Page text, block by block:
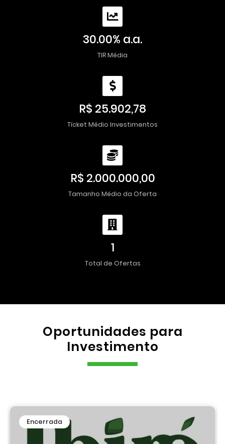
30.00% a.a.
TIR Média
R$ 25.902,78
Tícket Médio Investimentos
R$ 2.000.000,00
Tamanho Médio da Oferta
1
Total de Ofertas
Oportunidades para
Investimento
Encerrada